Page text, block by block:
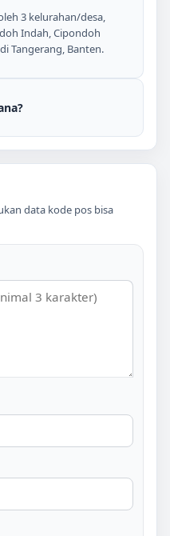
3 kelurahan/desa,
Indah, Cipondoh
Tangerang, Banten.
data kode pos bisa